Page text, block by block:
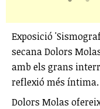
Exposició
secana Dolors
amb els grans
reflexió més íntima.
Dolors Molas